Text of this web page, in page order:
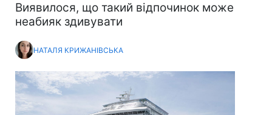
Виявилося, що такий відпочинок може
неабияк здивувати
НАТАЛЯ КРИЖАНІВСЬКА